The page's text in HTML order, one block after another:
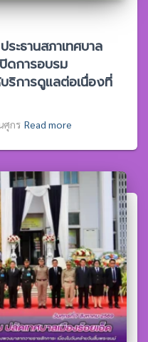
ธานสภาเทศบาล
ปิดการอบรม
ริการดูแลต่อเนื่องที่
ศุกร Read more